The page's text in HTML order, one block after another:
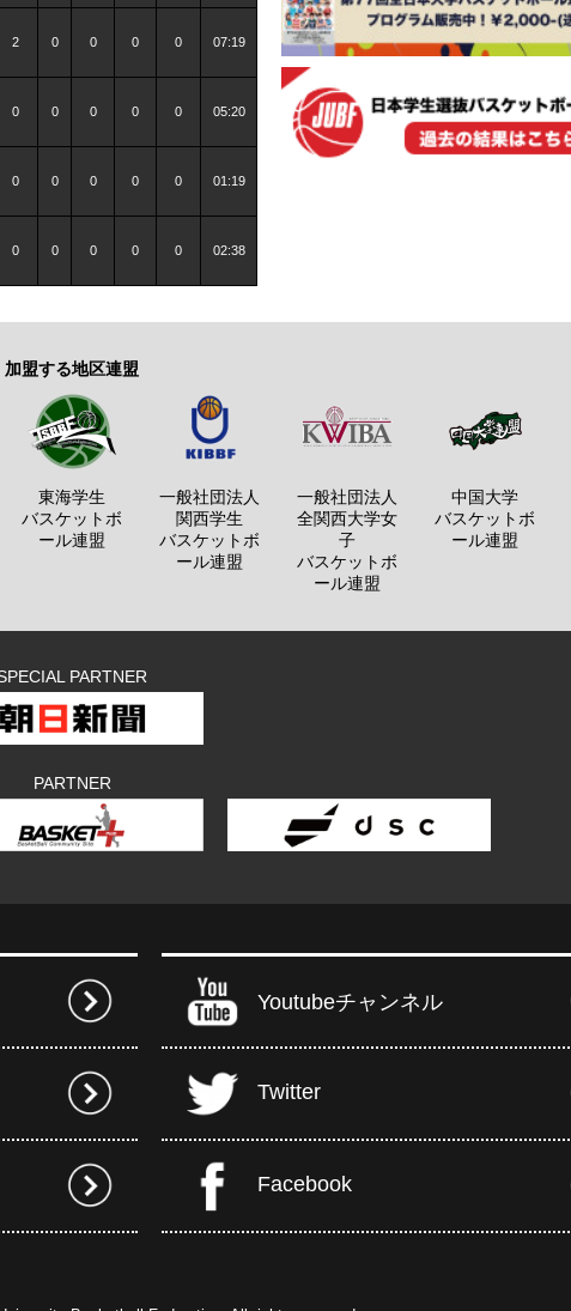
2 0 0 0 0 07:19
0 0 0 0 0 05:20
0 0 0 0 0 01:19
0 0 0 0 0 02:38
加盟する地区連盟
東海学生
バスケットボ
ール連盟
一般社団法人
関西学生
バスケットボ
ール連盟
一般社団法人
全関西大学女
子
バスケットボ
ール連盟
中国大学
バスケットボ
ール連盟
PARTNER
PARTNER
Youtubeチャンネル
Twitter
Facebook